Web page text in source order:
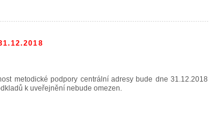
metodické podpory centrální adresy bude dne
k uveřejnění nebude omezen.